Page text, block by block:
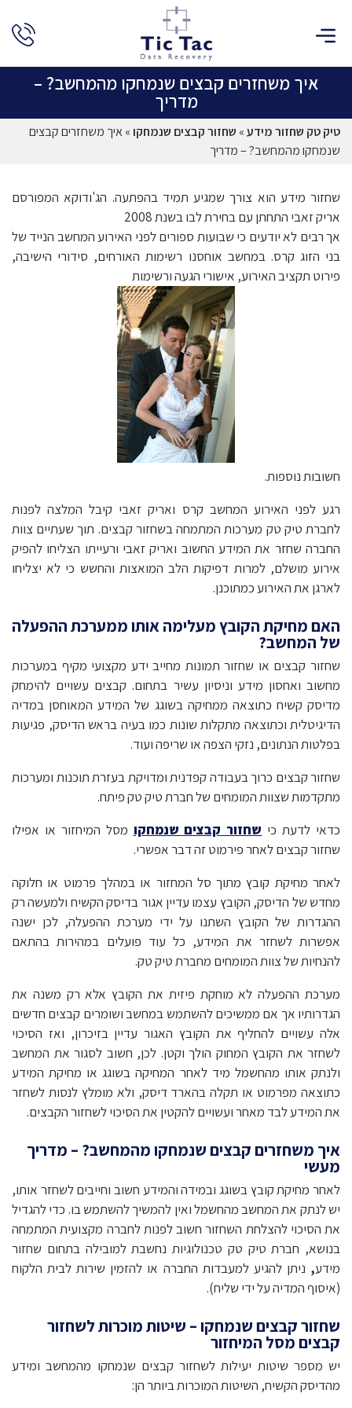
איך משחזרים קבצים שנמחקו מהמחשב? –
מדריך
טיק טק שחזור מידע» שחזור קבצים שנמחקו»איך משחזרים קבצים
שנמחקו מהמחשב? – מדריך
שחזור מידע הוא צורך שמגיע תמיד בהפתעה. הג'ודוקא המפורסם
אריק זאבי התחתן עם בחירת לבו בשנת 2008
אך רבים לא יודעים כי שבועות ספורים לפני האירוע המחשב הנייד של
בני הזוג קרס. במחשב אוחסנו רשימות האורחים, סידורי הישיבה,
פירוט תקציב האירוע, אישורי הגעה ורשימות
חשובות נוספות.
רגע לפני האירוע המחשב קרס ואריק זאבי קיבל המלצה לפנות
לחברת טיק טק מערכות המתמחה בשחזור קבצים. תוך שעתיים צוות
החברה שחזר את המידע החשוב ואריק זאבי ורעייתו הצליחו להפיק
אירוע מושלם, למרות דפיקות הלב המואצות והחשש כי לא יצליחו
לארגן את האירוע כמתוכנן.
האם מחיקת הקובץ מעלימה אותו ממערכת ההפעלה
של המחשב?
שחזור קבצים או שחזור תמונות מחייב ידע מקצועי מקיף במערכות
מחשוב ואחסון מידע וניסיון עשיר בתחום. קבצים עשויים להימחק
מדיסק קשיח כתוצאה ממחיקה בשוגג של המידע המאוחסן במדיה
הדיגיטלית וכתוצאה מתקלות שונות כמו בעיה בראש הדיסק, פגיעות
בפלטות הנתונים, נזקי הצפה או שריפה ועוד.
שחזור קבצים כרוך בעבודה קפדנית ומדויקת בעזרת תוכנות ומערכות
מתקדמות שצוות המומחים של חברת טיק טק פיתח.
כדאי לדעת כי שחזור קבצים שנמחקו מסל המיחזור או אפילו
שחזור קבצים לאחר פירמוט זה דבר אפשרי.
לאחר מחיקת קובץ מתוך סל המחזור או במהלך פרמוט או חלוקה
מחדש של הדיסק, הקובץ עצמו עדיין אגור בדיסק הקשיח ולמעשה רק
ההגדרות של הקובץ השתנו על ידי מערכת ההפעלה, לכן ישנה
אפשרות לשחזר את המידע, כל עוד פועלים במהירות בהתאם
להנחיות של צוות המומחים מחברת טיק טק.
מערכת ההפעלה לא מוחקת פיזית את הקובץ אלא רק משנה את
הגדרותיו אך אם ממשיכים להשתמש במחשב ושומרים קבצים חדשים
אלה עשויים להחליף את הקובץ האגור עדיין בזיכרון, ואז הסיכוי
לשחזר את הקובץ המחוק הולך וקטן. לכן, חשוב לסגור את המחשב
ולנתק אותו מהחשמל מיד לאחר המחיקה בשוגג או מחיקת המידע
כתוצאה מפרמוט או תקלה בהארד דיסק, ולא מומלץ לנסות לשחזר
את המידע לבד מאחר ועשויים להקטין את הסיכוי לשחזור הקבצים.
איך משחזרים קבצים שנמחקו מהמחשב? – מדריך
מעשי
לאחר מחיקת קובץ בשוגג ובמידה והמידע חשוב וחייבים לשחזר אותו,
יש לנתק את המחשב מהחשמל ואין להמשיך להשתמש בו. כדי להגדיל
את הסיכוי להצלחת השחזור חשוב לפנות לחברה מקצועית המתמחה
בנושא, חברת טיק טק טכנולוגיות נחשבת למובילה בתחום שחזור
מידע, ניתן להגיע למעבדות החברה או להזמין שירות לבית הלקוח
(איסוף המדיה על ידי שליח).
שחזור קבצים שנמחקו – שיטות מוכרות לשחזור
קבצים מסל המיחזור
יש מספר שיטות יעילות לשחזור קבצים שנמחקו מהמחשב ומידע
מהדיסק הקשיח, השיטות המוכרות ביותר הן: